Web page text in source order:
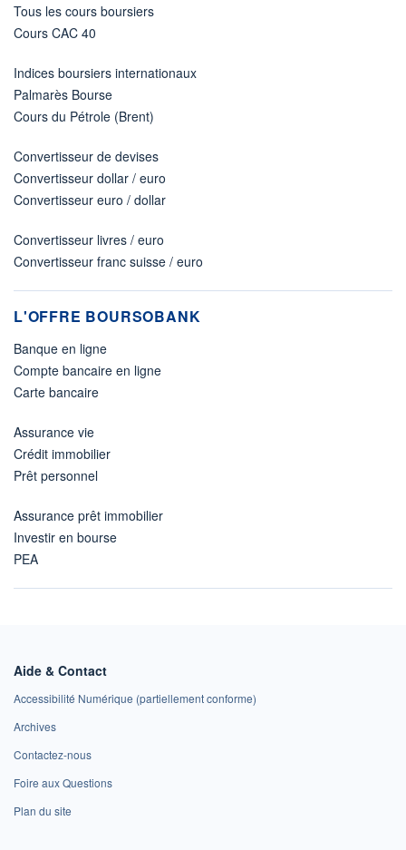
Tous les cours boursiers
Cours CAC 40
Indices boursiers internationaux
Palmarès Bourse
Cours du Pétrole (Brent)
Convertisseur de devises
Convertisseur dollar / euro
Convertisseur euro / dollar
Convertisseur livres / euro
Convertisseur franc suisse / euro
L'OFFRE BOURSOBANK
Banque en ligne
Compte bancaire en ligne
Carte bancaire
Assurance vie
Crédit immobilier
Prêt personnel
Assurance prêt immobilier
Investir en bourse
PEA
Aide & Contact
Accessibilité Numérique (partiellement conforme)
Archives
Contactez-nous
Foire aux Questions
Plan du site